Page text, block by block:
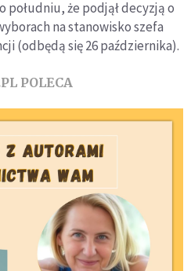
że podjął decyzją o
na stanowisko szefa
(odbędą się 26 października).
POLECA